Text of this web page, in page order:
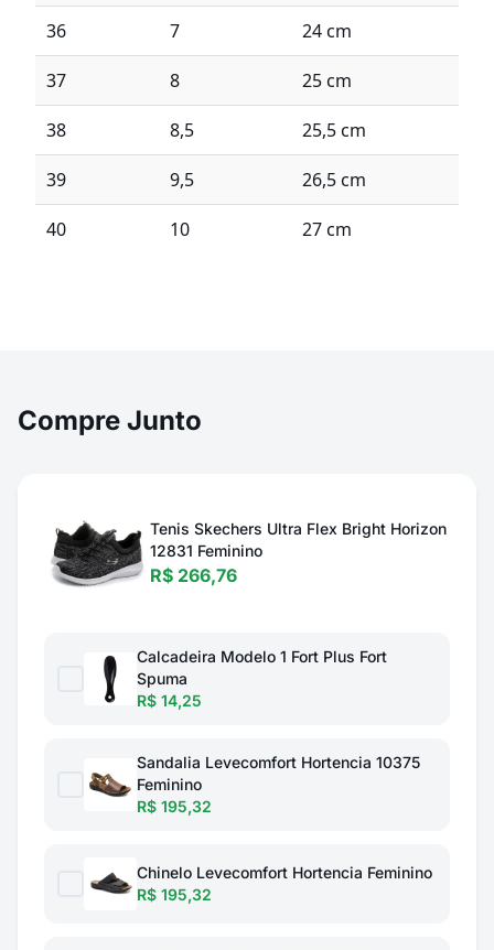
36 7 24 cm
37 8 25 cm
38 8,5 25,5 cm
39 9,5 26,5 cm
40 10 27 cm
Compre Junto
Tenis Skechers Ultra Flex Bright Horizon
12831 Feminino
R$ 266,76
Calcadeira Modelo 1 Fort Plus Fort
Spuma
R$ 14,25
Sandalia Levecomfort Hortencia 10375
Feminino
R$ 195,32
Chinelo Levecomfort Hortencia Feminino
R$ 195,32